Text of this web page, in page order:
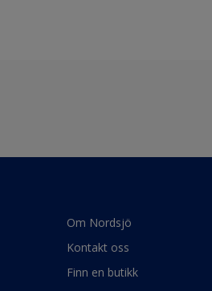
Om Nordsjö
Kontakt oss
Finn en butikk